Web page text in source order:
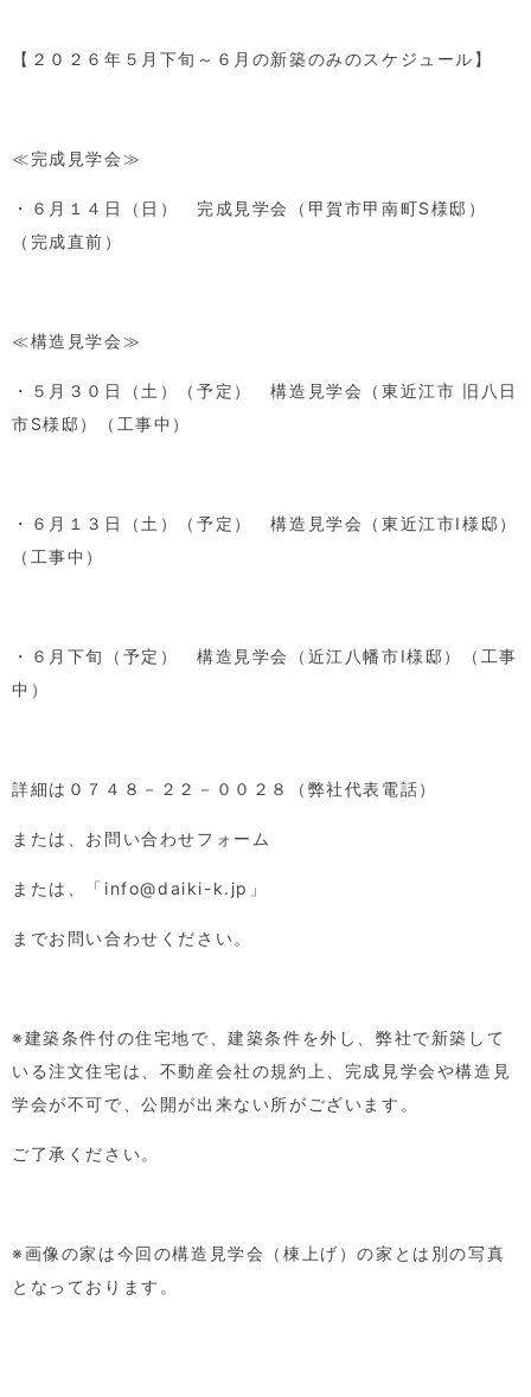
【２０２６年５月下旬～６月の新築のみのスケジュール】
≪完成見学会≫
・６月１４日（日） 完成見学会（甲賀市甲南町S様邸）
（完成直前）
≪構造見学会≫
・５月３０日（土）（予定） 構造見学会（東近江市 旧八日
市S様邸）（工事中）
・６月１３日（土）（予定） 構造見学会（東近江市I様邸）
（工事中）
・６月下旬（予定） 構造見学会（近江八幡市I様邸）（工事
中）
詳細は０７４８－２２－００２８（弊社代表電話）
または、お問い合わせフォーム
または、「 info@daiki-k.jp 」
までお問い合わせください。
※建築条件付の住宅地で、建築条件を外し、弊社で新築して
いる注文住宅は、不動産会社の規約上、完成見学会や構造見
学会が不可で、公開が出来ない所がございます。
ご了承ください。
※画像の家は今回の構造見学会（棟上げ）の家とは別の写真
となっております。